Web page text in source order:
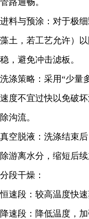
管路通畅。
进料与预涂：对于极
藻土，若工艺允许）
稳，避免冲击滤板。
洗涤策略：采用“少量
速度不宜过快以免破
除沟流。
真空脱液：洗涤结束
除游离水分，缩短后续
分段干燥：
恒速段：较高温度快速
降速段：降低温度，